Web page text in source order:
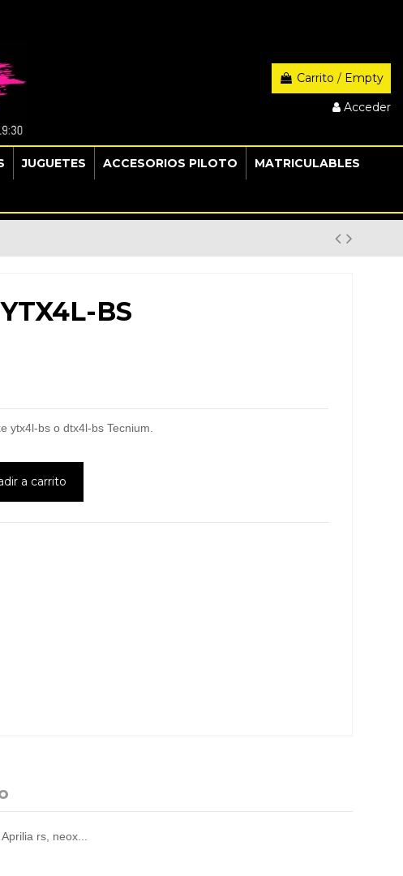
Carrito / Empty
Acceder
JUGUETES ACCESORIOS PILOTO MATRICULABLES
BS
ytx4l-bs o dtx4l-bs Tecnium.
a carrito
rs, neox...